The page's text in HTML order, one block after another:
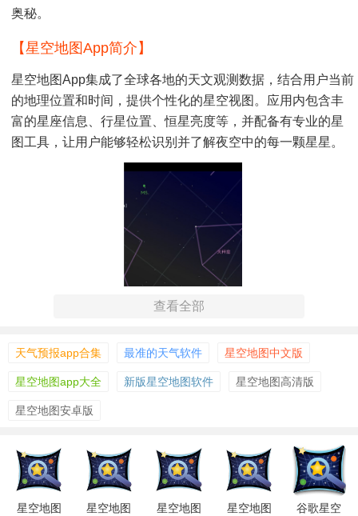
奥秘。
【星空地图app简介】
星空地图app集成了全球各地的天文观测数据，结合用户当前
的地理位置和时间，提供个性化的星空视图。应用内包含丰
富的星座信息、行星位置、恒星亮度等，并配备有专业的星
图工具，让用户能够轻松识别并了解夜空中的每一颗星星。
【星空地图app功能】
1. 实时星空观测：根据用户当前的位置和时间，展示真实的
星空景象，包括可见的星座、行星、恒星等。
查看全部
天气预报app合集 最准的天气软件 星空地图中文版
星空地图app大全 新版星空地图软件 星空地图高清版
星空地图安卓版
星空地图
星空地图
星空地图
星空地图
谷歌星空